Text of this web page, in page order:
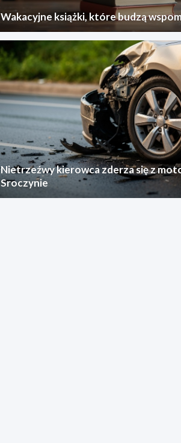
Wakacyjne książki, które budzą
Nietrzeźwy kierowca zderza się z
Sroczynie